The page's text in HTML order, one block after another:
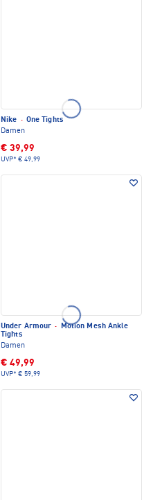
Nike · One Tights
Damen
€ 39,99
UVP* € 49,99
Under Armour ·
Motion Mesh Ankle
Tights
Damen
€ 49,99
UVP* € 59,99